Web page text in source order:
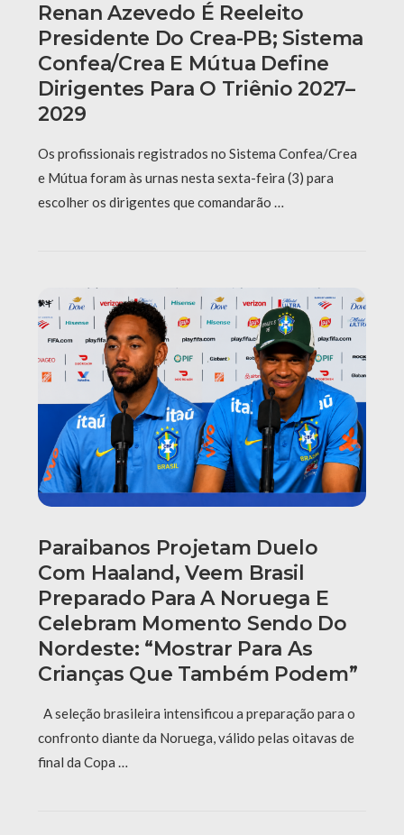
Renan Azevedo É Reeleito
Presidente Do Crea-PB; Sistema
Confea/Crea E Mútua Define
Dirigentes Para O Triênio 2027–
2029
Os profissionais registrados no Sistema Confea/Crea
e Mútua foram às urnas nesta sexta-feira (3) para
escolher os dirigentes que comandarão …
Paraibanos Projetam Duelo
Com Haaland, Veem Brasil
Preparado Para A Noruega E
Celebram Momento Sendo Do
Nordeste: “Mostrar Para As
Crianças Que Também Podem”
A seleção brasileira intensificou a preparação para o
confronto diante da Noruega, válido pelas oitavas de
final da Copa …